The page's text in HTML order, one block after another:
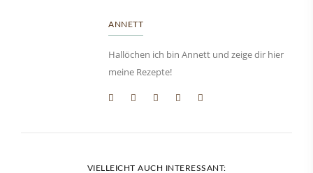
ANNETT
Hallöchen ich bin Annett und zeige dir hier
meine Rezepte!
VIELLEICHT AUCH INTERESSANT: